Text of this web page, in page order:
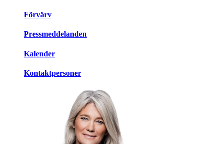
Förvärv
Pressmeddelanden
Kalender
Kontaktpersoner